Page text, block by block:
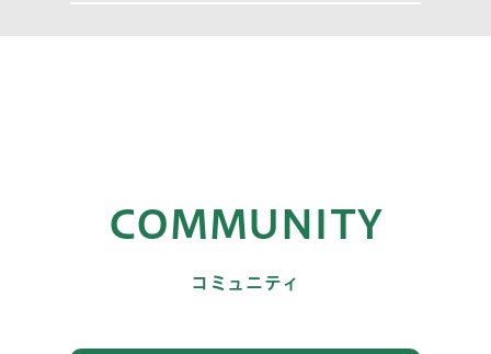
COMMUNITY
コミュニティ